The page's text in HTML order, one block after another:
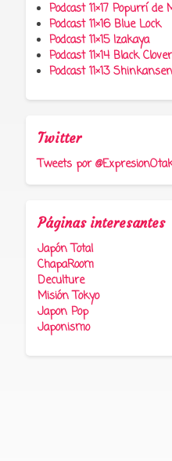
Podcast 11×17 Popurrí de
Podcast 11×16 Blue Lock
Podcast 11×15 Izakaya
Podcast 11×14 Black Clover
Podcast 11×13
Twitter
Tweets por
Páginas interesantes
Japón Total
ChapaRoom
Deculture
Misión Tokyo
Japon Pop
Japonismo